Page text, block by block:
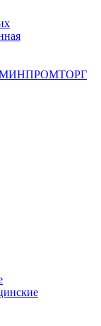
МИНПРОМТОРГ